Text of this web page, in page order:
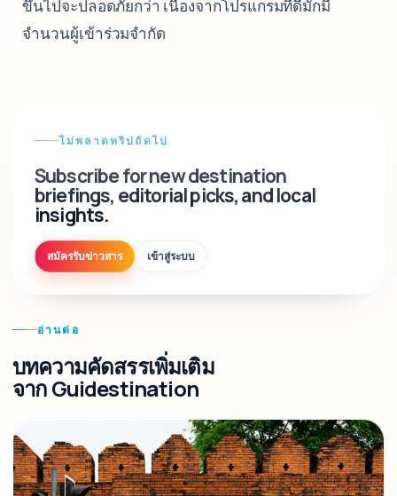
ขึ้นไปจะปลอดภัยกว่า เนื่องจากโปรแกรมที่ดีมักมี
จำนวนผู้เข้าร่วมจำกัด
ไม่พลาดทริปถัดไป
Subscribe for new destination
briefings, editorial picks, and local
insights.
สมัครรับข่าวสาร เข้าสู่ระบบ
อ่านต่อ
บทความคัดสรรเพิ่มเติม
จาก Guidestination